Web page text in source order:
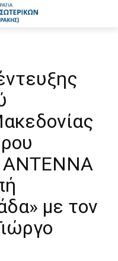
ΑΝΤΕΝΝΑ
με τον